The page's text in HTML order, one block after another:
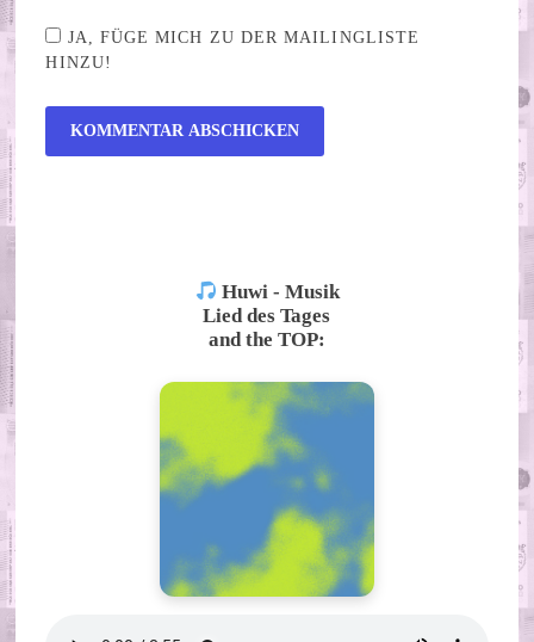
JA, FÜGE MICH ZU DER MAILINGLISTE
HINZU!
Huwi - Musik
Lied des Tages
and the TOP: